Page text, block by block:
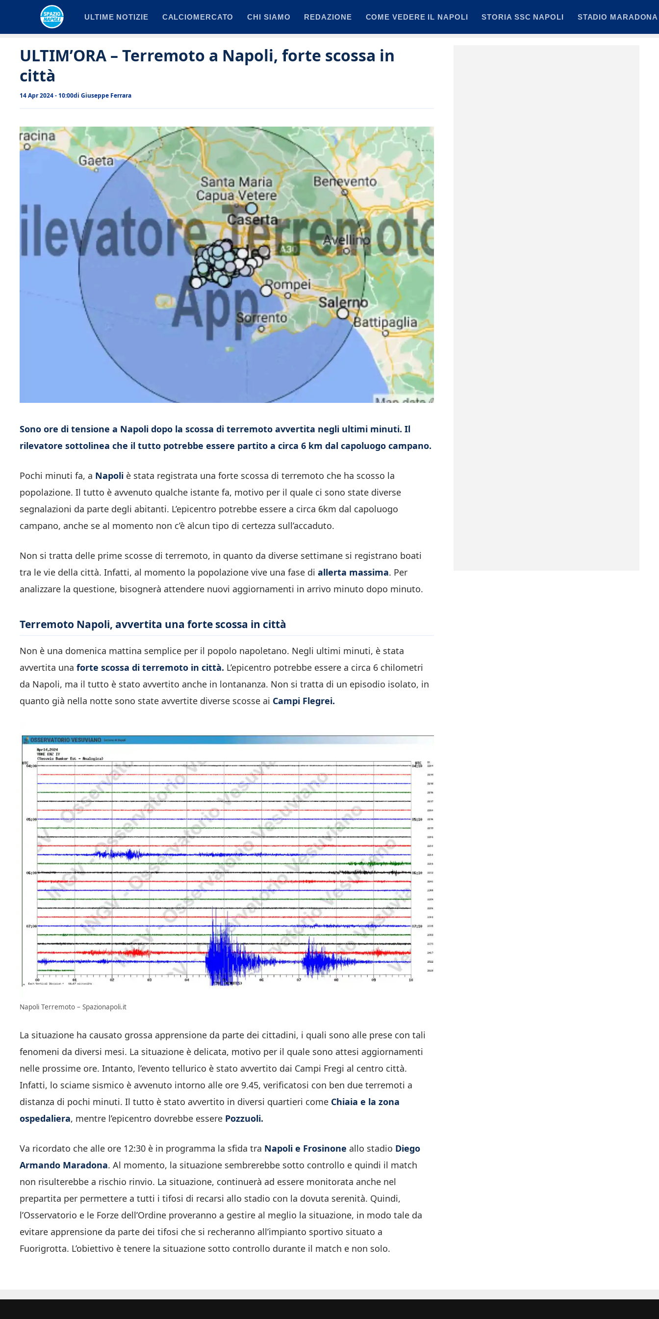
ULTIME NOTIZIE CALCIOMERCATO CHI SIAMO REDAZIONE COME VEDERE IL NAPOLI STORIA SSC NAPOLI STADIO MARADONA
ULTIM’ORA – Terremoto a Napoli, forte scossa in
città
14 Apr 2024 - 10:00di Giuseppe Ferrara
Sono ore di tensione a Napoli dopo la scossa di terremoto avvertita negli ultimi minuti. Il
rilevatore sottolinea che il tutto potrebbe essere partito a circa 6 km dal capoluogo campano.
Pochi minuti fa, a Napoli è stata registrata una forte scossa di terremoto che ha scosso la
popolazione. Il tutto è avvenuto qualche istante fa, motivo per il quale ci sono state diverse
segnalazioni da parte degli abitanti. L’epicentro potrebbe essere a circa 6km dal capoluogo
campano, anche se al momento non c’è alcun tipo di certezza sull’accaduto.
Non si tratta delle prime scosse di terremoto, in quanto da diverse settimane si registrano boati
tra le vie della città. Infatti, al momento la popolazione vive una fase di allerta massima. Per
analizzare la questione, bisognerà attendere nuovi aggiornamenti in arrivo minuto dopo minuto.
Terremoto Napoli, avvertita una forte scossa in città
Non è una domenica mattina semplice per il popolo napoletano. Negli ultimi minuti, è stata
avvertita una forte scossa di terremoto in città. L’epicentro potrebbe essere a circa 6 chilometri
da Napoli, ma il tutto è stato avvertito anche in lontananza. Non si tratta di un episodio isolato, in
quanto già nella notte sono state avvertite diverse scosse ai Campi Flegrei.
Napoli Terremoto – Spazionapoli.it
La situazione ha causato grossa apprensione da parte dei cittadini, i quali sono alle prese con tali
fenomeni da diversi mesi. La situazione è delicata, motivo per il quale sono attesi aggiornamenti
nelle prossime ore. Intanto, l’evento tellurico è stato avvertito dai Campi Fregi al centro città.
Infatti, lo sciame sismico è avvenuto intorno alle ore 9.45, verificatosi con ben due terremoti a
distanza di pochi minuti. Il tutto è stato avvertito in diversi quartieri come Chiaia e la zona
ospedaliera, mentre l’epicentro dovrebbe essere Pozzuoli.
Va ricordato che alle ore 12:30 è in programma la sfida tra Napoli e Frosinone allo stadio Diego
Armando Maradona. Al momento, la situazione sembrerebbe sotto controllo e quindi il match
non risulterebbe a rischio rinvio. La situazione, continuerà ad essere monitorata anche nel
prepartita per permettere a tutti i tifosi di recarsi allo stadio con la dovuta serenità. Quindi,
l’Osservatorio e le Forze dell’Ordine proveranno a gestire al meglio la situazione, in modo tale da
evitare apprensione da parte dei tifosi che si recheranno all’impianto sportivo situato a
Fuorigrotta. L’obiettivo è tenere la situazione sotto controllo durante il match e non solo.